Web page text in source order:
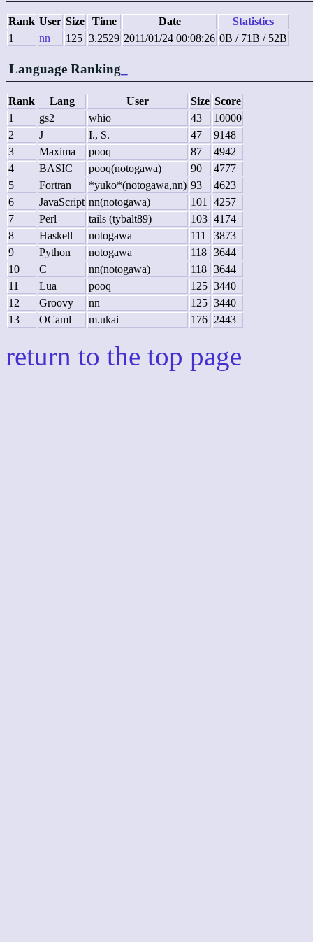
Rank User Size Time Date
Statistics
1
nn 125 3.2529 2011/01/24 00:08:26 0B / 71B / 52B
Language Ranking
Rank Lang User Size Score
1
gs2 whio 43
10000
2
J I., S. 47
9148
3
Maxima pooq 87
4942
4
BASIC pooq(notogawa) 90
4777
5
Fortran *yuko*(notogawa,nn) 93
4623
6
JavaScript nn(notogawa) 101
4257
7
Perl tails (tybalt89) 103 4174
8
Haskell notogawa 111
3873
9
Python notogawa 118 3644
10
C nn(notogawa) 118 3644
11
Lua pooq 125 3440
12
Groovy nn 125 3440
13
OCaml m.ukai 176 2443
return to the top page